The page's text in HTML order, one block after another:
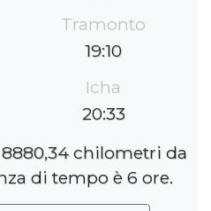
Tramonto
19:10
Icha
20:33
chilometri da
di tempo è 6 ore.